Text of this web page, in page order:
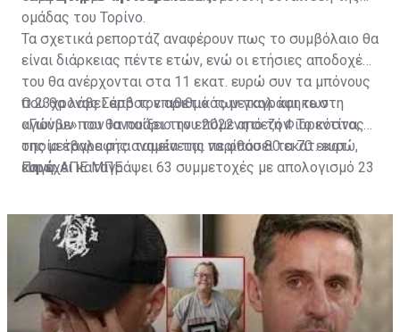
ομάδας του Τορίνο.
Τα σχετικά ρεπορτάζ αναφέρουν πως το συμβόλαιο θα
είναι διάρκειας πέντε ετών, ενώ οι ετήσιες αποδοχές
του θα ανέρχονται στα 11 εκατ. ευρώ συν τα μπόνους
που θα λάβει από τον αριθμό των γκολ και των
αγώνων που θα παίξει την επόμενη σεζόν. Το κόστος
της μεταγραφής αναμένεται να φθάσει τα 70 εκατ.
ευρώ.
Ο 23χρονος Σέρβος επιθετικός μεταγράφηκε στη
«Γιούβε» τον Ιανουάριο του 2022 από τη Φιορεντίνα, η
οποία έβαλε στα ταμεία της περίπου 80 εκατ. ευρώ,
και έχει καταγράψει 63 συμμετοχές με απολογισμό 23
Πηγή: ΑΠΕ ΜΠΕ